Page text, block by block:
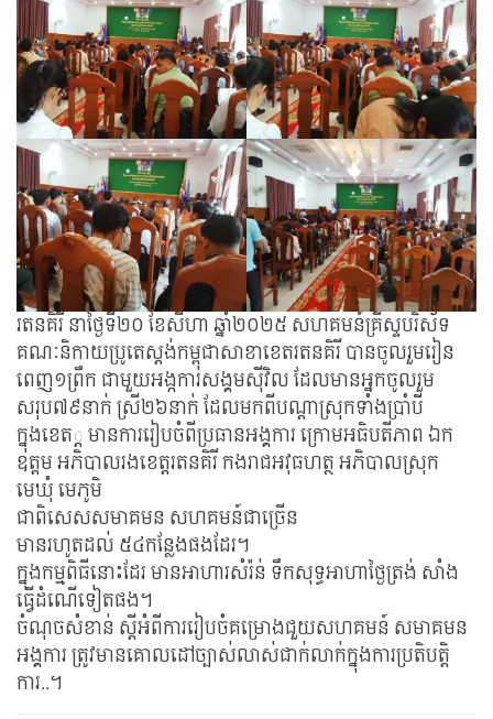
រតនគិរី​ នាថ្ងៃទី​២០​ ខែសីហា​ ឆ្នាំ២០២៥​ សហគមន៍គ្រីស្ទបរិស័ទ
គណៈនិកាយប្រូតេស្តង់កម្ពុជាសាខាខេតរតនគិរី​ បានចូលរួមរៀន
ពេញ១ព្រឹក ជាមួយអង្កការសង្គមស៊ីវិល​ ដែលមានអ្នកចូលរួម
សរុប៧៩នាក់​ ស្រី២៦នាក់​ ដែលមកពីបណ្តាស្រុកទាំងប្រាំបី​
ក្នុងខេត​្ត​ មានការរៀបចំពីប្រធានអង្គការ​ ក្រោមអធិបតីភាព​ ឯក
ឧត្តម​ អភិបាលរងខេត្តរតនគិរី​ កងរាជអវុធហត្ថ​ អភិបាលស្រុក​
មេឃុំ​ មេភូមិ
ជាពិសេសសមាគមន​ សហគមន៍ជាច្រើន
មានរហូតដល់ ៥៤កន្លែងផងដែរ។
ក្នុងកម្មពិធីនោះដែរ​ មានអាហារសំរ៉ន់​ ទឹកសុទ្ធអាហាថ្ងៃត្រង់​ សាំង
ធ្វើដំណើទៀតផង។
ចំណុចសំខាន់ ស្តីអំពីការរៀបចំគម្រោងជួយសហគមន៍​ សមាគមន​
អង្គការ​ ត្រូវមានគោលដៅច្បាស់លាស់ជាក់លាក់ក្នុងការប្រតិបត្តិ
ការ..។